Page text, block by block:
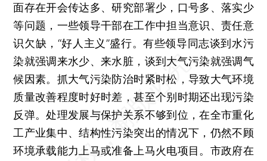
面存在开会传达多、研究部署少，口号多、落实少
等问题，一些领导干部在工作中担当意识、责任意
识欠缺，“好人主义”盛行。有些领导同志谈到水污
染就强调来水少、来水脏，谈到大气污染就强调气
候因素。抓大气污染防治时紧时松，导致大气环境
质量改善程度时好时差，甚至个别时期还出现污染
反弹。处理发展与保护关系不够到位，在全市重化
工产业集中、结构性污染突出的情况下，仍然不顾
环境承载能力上马或准备上马火电项目。市政府在